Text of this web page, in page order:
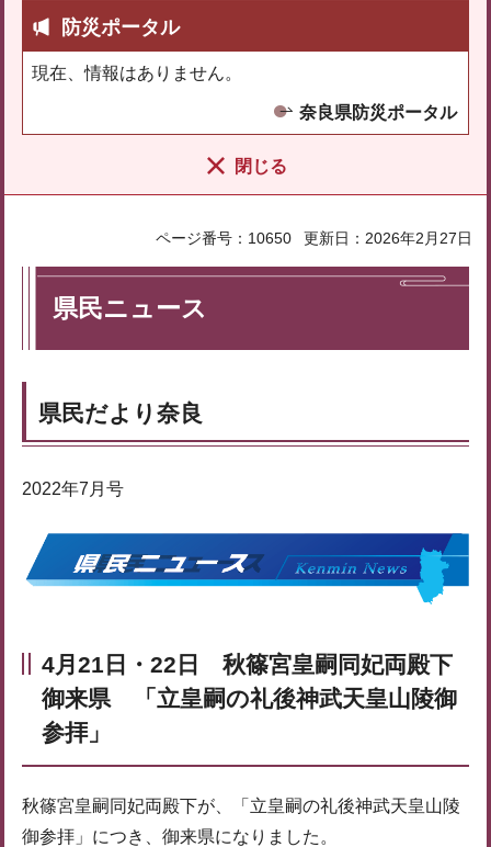
防災ポータル
現在、情報はありません。
奈良県防災ポータル
閉じる
ページ番号：10650 更新日：2026年2月27日
県民ニュース
県民だより奈良
2022年7月号
4月21日・22日 秋篠宮皇嗣同妃両殿下
御来県 「立皇嗣の礼後神武天皇山陵御
参拝」
秋篠宮皇嗣同妃両殿下が、「立皇嗣の礼後神武天皇山陵
御参拝」につき、御来県になりました。